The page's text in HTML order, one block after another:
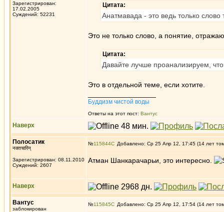
Зарегистрирован:
17.02.2005
Суждений: 52231
Цитата:
Анатмавада - это ведь только слово
Это не только слово, а понятие,
Цитата:
Давайте лучше проанализируем,
Это в отдельной теме, если хотите.
Буддизм чистой воды
Ответы на этот пост: Вантус
Наверх
Полосатик
नक्तचारिन्
Зарегистрирован: 08.11.2010
Суждений: 2607
№115844 Добавлено: Ср 25 Апр 12, 17:45 (14 лет
Атман Шанкарачарьи, это интересно.
Наверх
Вантус
заблокирован
№115845 Добавлено: Ср 25 Апр 12, 17:54 (14 лет